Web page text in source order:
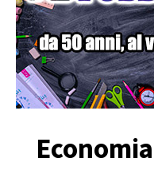
Economia